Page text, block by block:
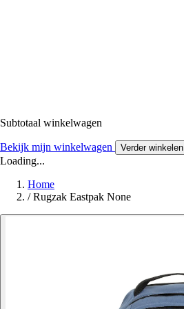
Subtotaal winkelwagen
Bekijk mijn winkelwagen Verder winkelen
Loading...
Home
/ Rugzak Eastpak None